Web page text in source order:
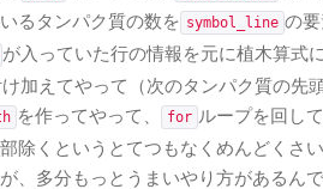
るタンパク質の数を symbol_line の
が入っていた行の情報を元に植木算式
加えてやって（次のタンパク質の
を作ってやって、 for ループを回し
除くというとてつもなくめんどくさ
、多分もっとうまいやり方があるんで